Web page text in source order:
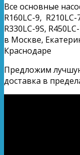
Все основные
R160LC-9, R210LC-
R330LC-9S,
в Москве,
Краснодаре
Предложим
доставка в